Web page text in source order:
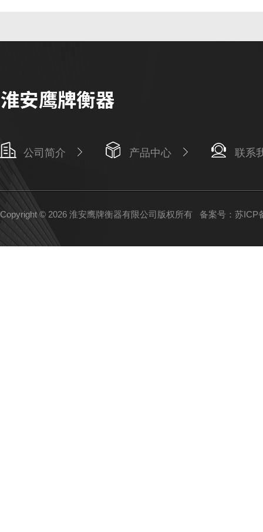
公司简介 产品中心 联系
Copyright © 2026 淮安鹰牌衡器有限公司版权所有 备案号：苏ICP